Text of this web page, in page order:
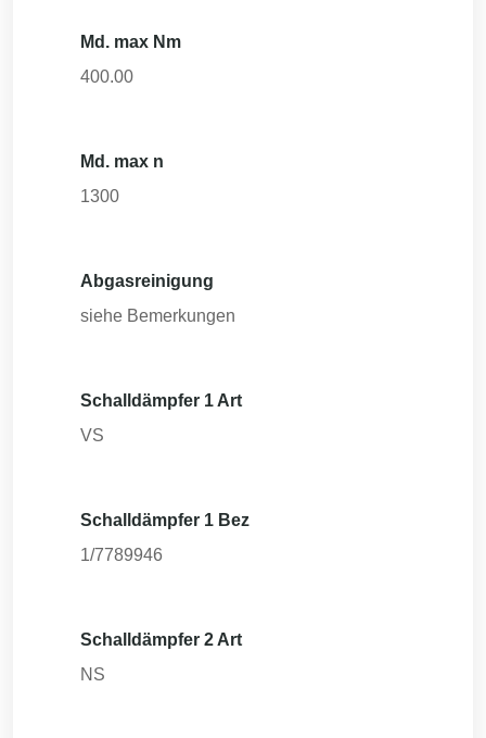
Md. max Nm
400.00
Md. max n
1300
Abgasreinigung
siehe Bemerkungen
Schalldämpfer 1 Art
VS
Schalldämpfer 1 Bez
1/7789946
Schalldämpfer 2 Art
NS